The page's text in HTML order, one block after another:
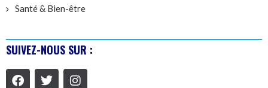
Santé & Bien-être
SUIVEZ-NOUS SUR :